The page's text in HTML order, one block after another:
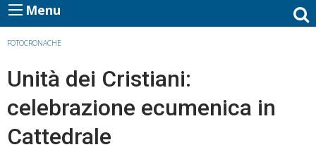
Menu
FOTOCRONACHE
Unità dei Cristiani:
celebrazione ecumenica in
Cattedrale